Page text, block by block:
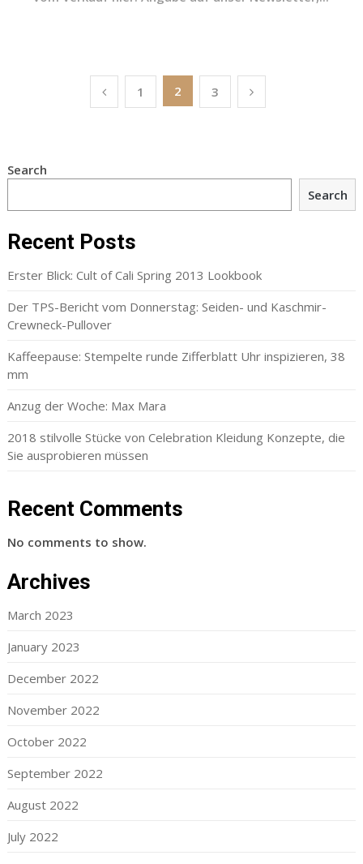
1 2 3
Search
Search
Recent Posts
Erster Blick: Cult of Cali Spring 2013 Lookbook
Der TPS-Bericht vom Donnerstag: Seiden- und Kaschmir-
Crewneck-Pullover
Kaffeepause: Stempelte runde Zifferblatt Uhr inspizieren, 38
mm
Anzug der Woche: Max Mara
2018 stilvolle Stücke von Celebration Kleidung Konzepte, die
Sie ausprobieren müssen
Recent Comments
No comments to show.
Archives
March 2023
January 2023
December 2022
November 2022
October 2022
September 2022
August 2022
July 2022